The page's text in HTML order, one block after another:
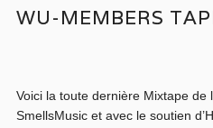
WU-MEMBERS
Voici la toute dernière Mixtape
SmellsMusic et avec le soutien